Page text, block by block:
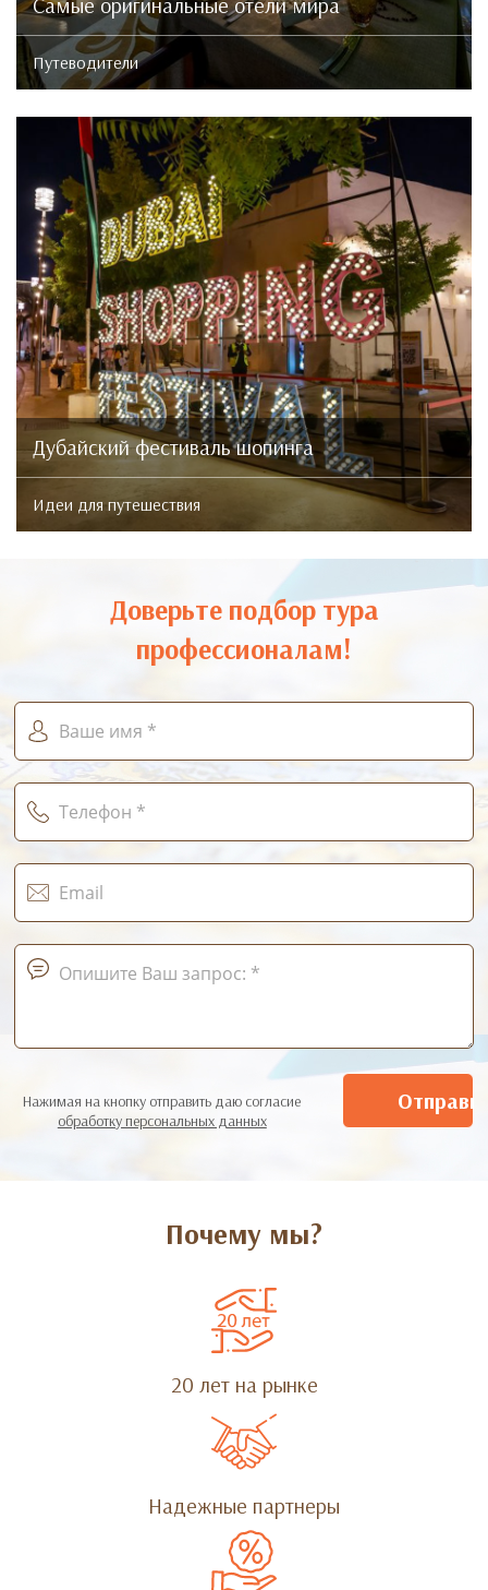
Путеводители
Дубайский фестиваль шопинга
Идеи для путешествия
Доверьте подбор тура
профессионалам!
Нажимая на кнопку отправить даю согласие
обработку персональных данных
Почему мы?
20 лет на рынке
Надежные партнеры